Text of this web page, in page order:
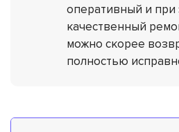
оперативный и при
качественный
можно скорее
полностью